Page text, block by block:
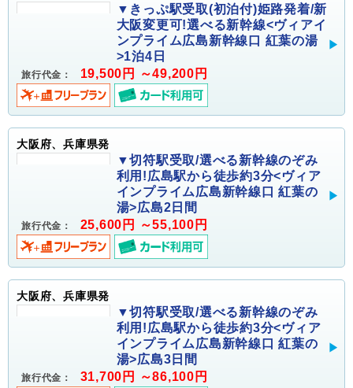
▼きっぷ駅受取(初泊付)姫路発着/新
大阪変更可!選べる新幹線<ヴィアイ
ンプライム広島新幹線口 紅葉の湯
>1泊4日
旅行代金： 19,500円 ～49,200円
大阪府、兵庫県発
▼切符駅受取/選べる新幹線のぞみ
利用!広島駅から徒歩約3分<ヴィア
インプライム広島新幹線口 紅葉の
湯>広島2日間
旅行代金： 25,600円 ～55,100円
大阪府、兵庫県発
▼切符駅受取/選べる新幹線のぞみ
利用!広島駅から徒歩約3分<ヴィア
インプライム広島新幹線口 紅葉の
湯>広島3日間
旅行代金： 31,700円 ～86,100円